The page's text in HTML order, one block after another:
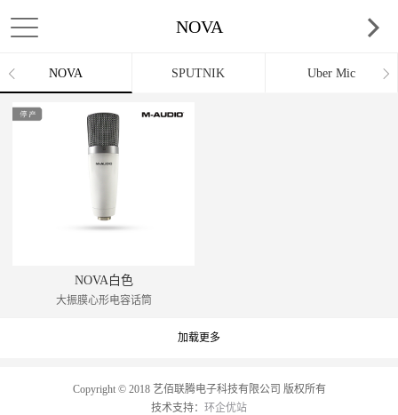
NOVA
NOVA SPUTNIK Uber Mic
NOVA白色
大振膜心形电容话筒
加载更多
Copyright © 2018 艺佰联腾电子科技有限公司 版权所有
技术支持： 环企优站